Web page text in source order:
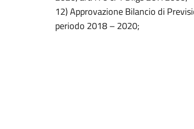
12) Approvazione Bilancio di
periodo 2018 – 2020;